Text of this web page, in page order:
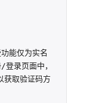
能仅为实名
录页面中，
获取验证码方